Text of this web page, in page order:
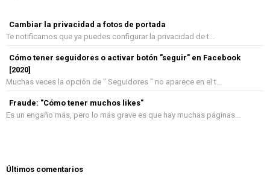
Cambiar la privacidad a fotos de portada
Te notificamos que ya puedes configurar la privacidad de t...
Cómo tener seguidores o activar botón "seguir" en Facebook
[2020]
Muchas veces la opción de " Seguidores " no aparece en el t...
Fraude: "Cómo tener muchos likes"
Es un engaño más, pero lo más grave es que hay muchas páginas...
Últimos comentarios